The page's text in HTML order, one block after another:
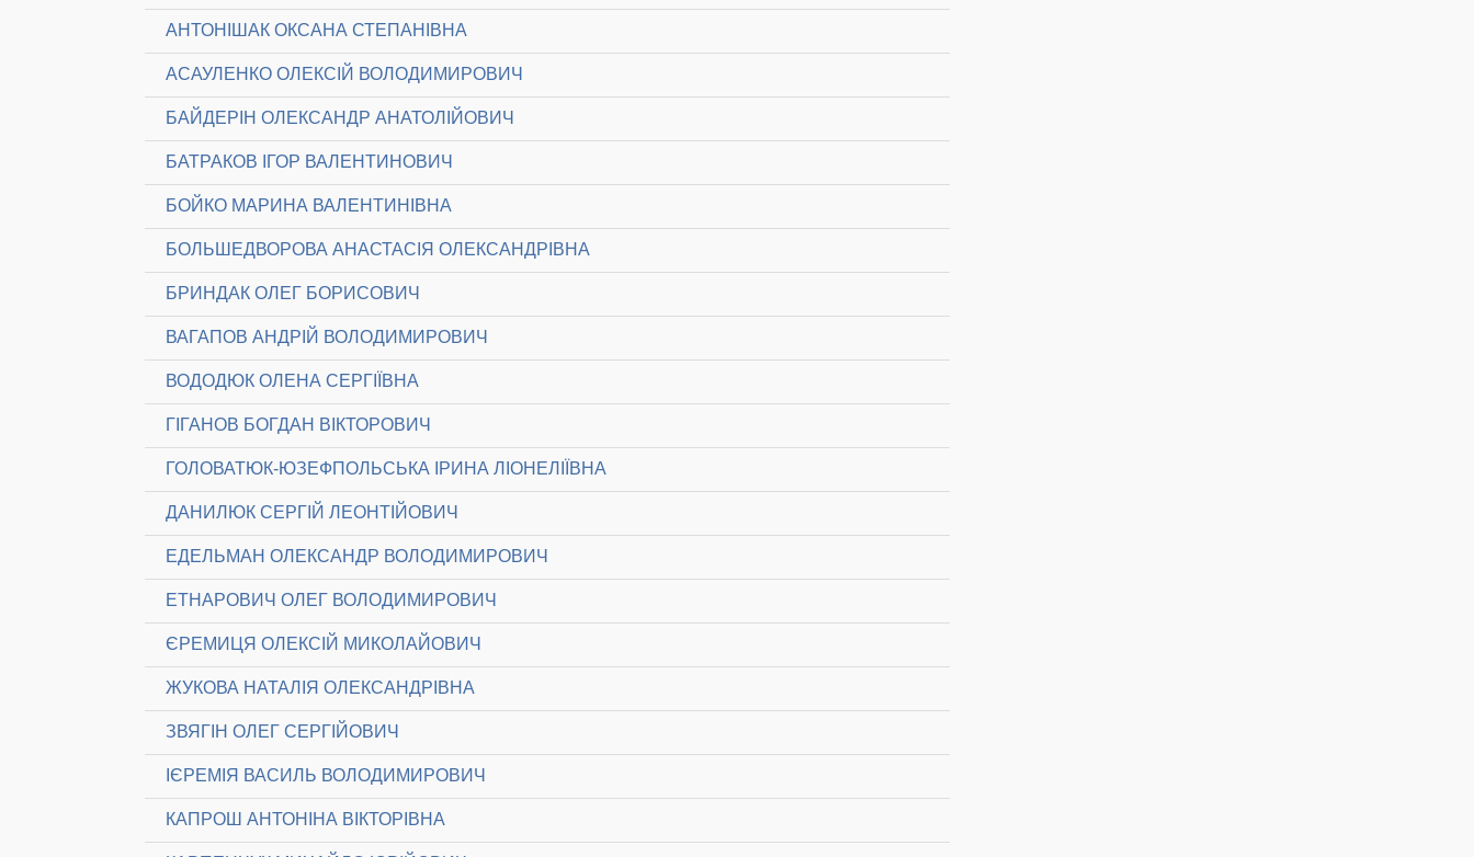
АНТОНІШАК ОКСАНА СТЕПАНІВНА
АСАУЛЕНКО ОЛЕКСІЙ ВОЛОДИМИРОВИЧ
БАЙДЕРІН ОЛЕКСАНДР АНАТОЛІЙОВИЧ
БАТРАКОВ ІГОР ВАЛЕНТИНОВИЧ
БОЙКО МАРИНА ВАЛЕНТИНІВНА
БОЛЬШЕДВОРОВА АНАСТАСІЯ ОЛЕКСАНДРІВНА
БРИНДАК ОЛЕГ БОРИСОВИЧ
ВАГАПОВ АНДРІЙ ВОЛОДИМИРОВИЧ
ВОДОДЮК ОЛЕНА СЕРГІЇВНА
ГІГАНОВ БОГДАН ВІКТОРОВИЧ
ГОЛОВАТЮК-ЮЗЕФПОЛЬСЬКА ІРИНА ЛІОНЕЛІЇВНА
ДАНИЛЮК СЕРГІЙ ЛЕОНТІЙОВИЧ
ЕДЕЛЬМАН ОЛЕКСАНДР ВОЛОДИМИРОВИЧ
ЕТНАРОВИЧ ОЛЕГ ВОЛОДИМИРОВИЧ
ЄРЕМИЦЯ ОЛЕКСІЙ МИКОЛАЙОВИЧ
ЖУКОВА НАТАЛІЯ ОЛЕКСАНДРІВНА
ЗВЯГІН ОЛЕГ СЕРГІЙОВИЧ
ІЄРЕМІЯ ВАСИЛЬ ВОЛОДИМИРОВИЧ
КАПРОШ АНТОНІНА ВІКТОРІВНА